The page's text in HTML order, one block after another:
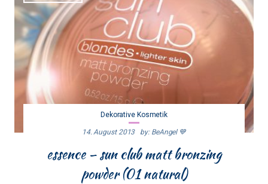
Dekorative Kosmetik
14. August 2013 By: BeAngel 💙
essence – sun club matt bronzing
powder (01 natural)